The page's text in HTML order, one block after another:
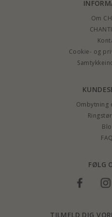
Om
Cookie- og
Ombytning
FØLG
TILMELD DIG